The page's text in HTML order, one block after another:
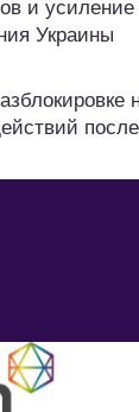
и усиление
Украины